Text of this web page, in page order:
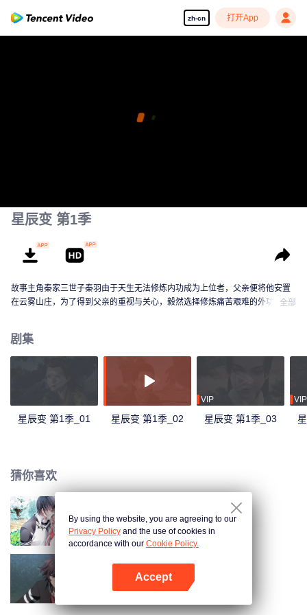
zh-cn 打开App
星辰变 第1季
故事主角秦家三世子秦羽由于天生无法修炼内功成为上位者，父亲便将他安置
在云雾山庄，为了得到父亲的重视与关心，毅然选择修炼痛苦艰难的外功。拜
命运仿佛破茧化蝶一般蜕变。他不再是鱼，而是龙！九天之顶称尊，黄泉之下
为首。
全部
剧集
星辰变 第1季_01 星辰变 第1季_02
VIP
星辰变 第1季_03
VIP
猜你喜欢
国民老公带回家 第1季
全职法师 第1季
By using the website, you are agreeing to our
Privacy Policy and the use of cookies in
accordance with our Cookie Policy.
Accept